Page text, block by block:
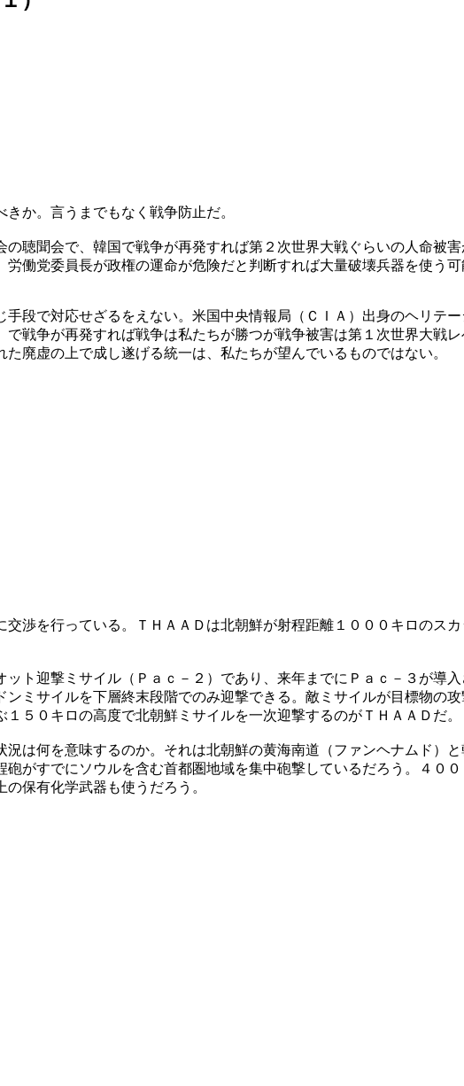
か。言うまでもなく戦争防止だ。
聴聞会で、韓国で戦争が再発すれば第２次世界大戦ぐらいの人命被
働党委員長が政権の運命が危険だと判断すれば大量破壊兵器を使う可
段で対応せざるをえない。米国中央情報局（ＣＩＡ）出身のヘリテ
戦争が再発すれば戦争は私たちが勝つが戦争被害は第１次世界大戦
廃虚の上で成し遂げる統一は、私たちが望んでいるものではない。
渉を行っている。ＴＨＡＡＤは北朝鮮が射程距離１０００キロのス
ト迎撃ミサイル（Ｐａｃ－２）であり、来年までにＰａｃ－３が導
ミサイルを下層終末段階でのみ迎撃できる。敵ミサイルが目標物の
５０キロの高度で北朝鮮ミサイルを一次迎撃するのがＴＨＡＡＤだ。
は何を意味するのか。それは北朝鮮の黄海南道（ファンヘナムド）
がすでにソウルを含む首都圏地域を集中砲撃しているだろう。４０
保有化学武器も使うだろう。